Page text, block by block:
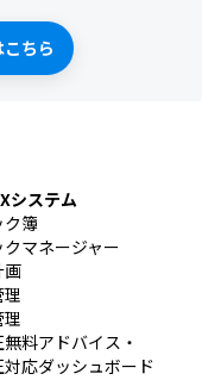
ちら
システム
ク簿
クマネージャー
画
理
料アドバイス・
応ダッシュボード